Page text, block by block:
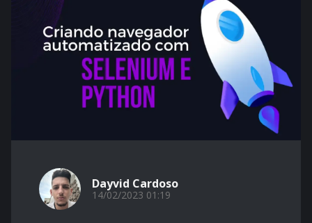
Dayvid Cardoso
14/02/2023 01:19